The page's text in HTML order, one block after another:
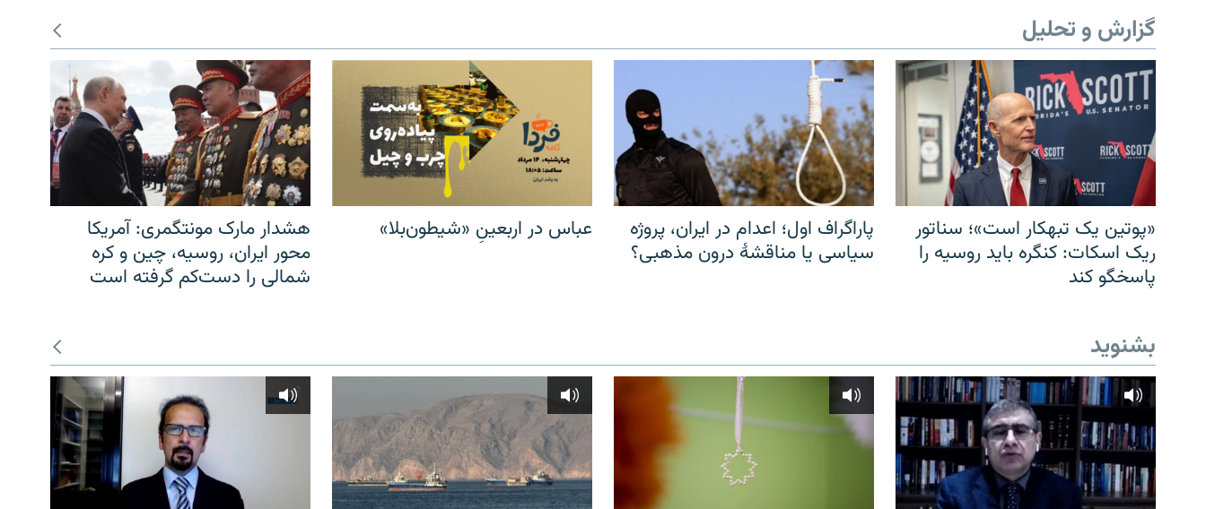
گزارش و تحلیل
«پوتین یک تبهکار است»؛ سناتور
ریک اسکات: کنگره باید روسیه را
پاسخگو کند
پاراگراف اول؛ اعدام در ایران، پروژه
سیاسی یا مناقشهٔ درون مذهبی؟
عباس در اربعینِ «شیطون‌بلا»
هشدار مارک مونتگمری: آمریکا
محور ایران، روسیه، چین و کره
شمالی را دست‌کم گرفته است
بشنوید